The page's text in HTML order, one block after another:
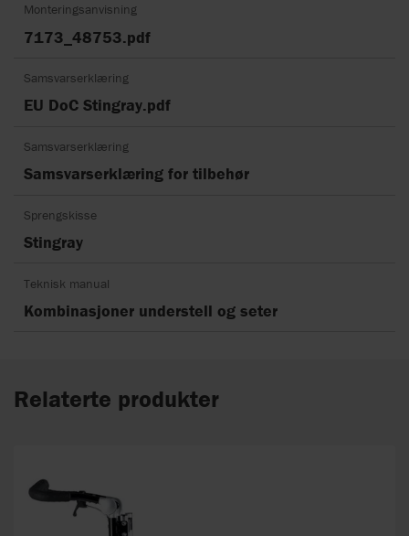
Monteringsanvisning
7173_48753.pdf
Samsvarserklæring
EU DoC Stingray.pdf
Samsvarserklæring
Samsvarserklæring for tilbehør
Sprengskisse
Stingray
Teknisk manual
Kombinasjoner understell og seter
Relaterte produkter